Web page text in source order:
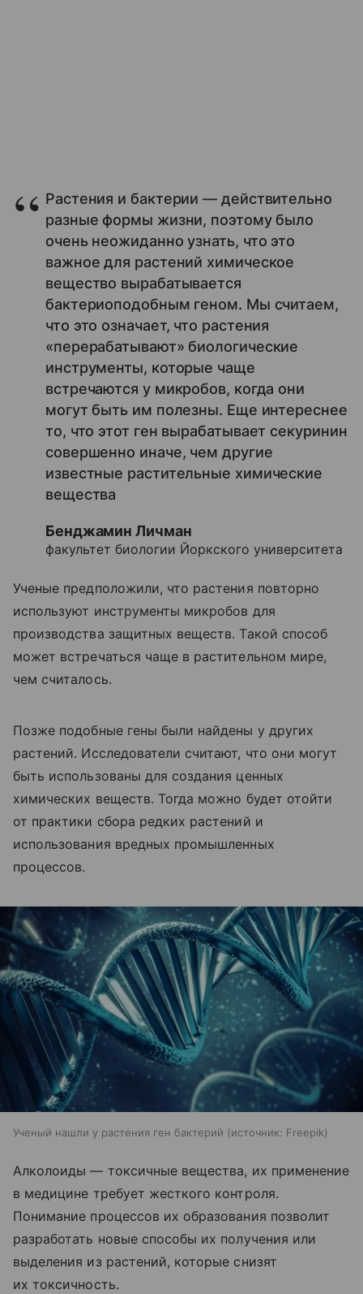
Растения и бактерии — действительно
разные формы жизни, поэтому было
очень неожиданно узнать, что это
важное для растений химическое
вещество вырабатывается
бактериоподобным геном. Мы считаем,
что это означает, что растения
«перерабатывают» биологические
инструменты, которые чаще
встречаются у микробов, когда они
могут быть им полезны. Еще интереснее
то, что этот ген вырабатывает секуринин
совершенно иначе, чем другие
известные растительные химические
вещества
Бенджамин Личман
факультет биологии Йоркского университета
Ученые предположили, что растения повторно
используют инструменты микробов для
производства защитных веществ. Такой способ
может встречаться чаще в растительном мире,
чем считалось.
Позже подобные гены были найдены у других
растений. Исследователи считают, что они могут
быть использованы для создания ценных
химических веществ. Тогда можно будет отойти
от практики сбора редких растений и
использования вредных промышленных
процессов.
Ученый нашли у растения ген бактерий источник: Freepik
Алколоиды — токсичные вещества, их применение
в медицине требует жесткого контроля.
Понимание процессов их образования позволит
разработать новые способы их получения или
выделения из растений, которые снизят
их токсичность.